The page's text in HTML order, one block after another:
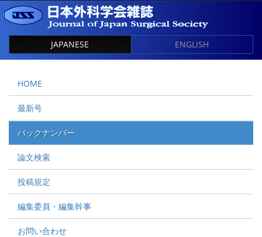
JAPANESE ENGLISH
HOME
最新号
バックナンバー
論文検索
投稿規定
編集委員・編集幹事
お問い合わせ